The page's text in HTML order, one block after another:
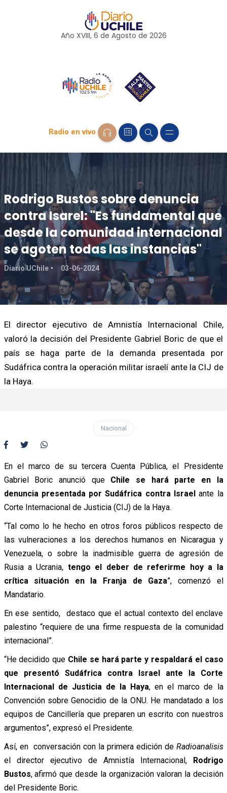
Año XVIII, 6 de Agosto de 2026
Radio en vivo
Rodrigo Bustos sobre denuncia
contra Isarel: "Es fundamental que
desde la comunidad internacional
se agoten todas las instancias"
Diario UChile 03-06-2024
El director ejecutivo de Amnistía Internacional Chile,
valoró la decisión del Presidente Gabriel Boric de que el
país se haga parte de la demanda presentada por
Sudáfrica contra la operación militar israelí ante la CIJ de
la Haya.
Nacional
En el marco de su tercera Cuenta Pública, el Presidente
Gabriel Boric anunció que Chile se hará parte en la
denuncia presentada por Sudáfrica contra Israelante la
Corte Internacional de Justicia (CIJ) de la Haya.
“Tal como lo he hecho en otros foros públicos respecto de
las vulneraciones a los derechos humanos en Nicaragua y
Venezuela, o sobre la inadmisible guerra de agresión de
Rusia a Ucrania, tengo el deber de referirme hoy a la
crítica situación en la Franja de Gaza”, comenzó el
Mandatario.
En ese sentido, destaco que el actual contexto del enclave
palestino “requiere de una firme respuesta de la comunidad
internacional”.
“He decidido que Chile se hará parte y respaldará el caso
que presentó Sudáfrica contra Israel ante la Corte
Internacional de Justicia de la Haya, en el marco de la
Convención sobre Genocidio de la ONU. He mandatado a los
equipos de Cancillería que preparen un escrito con nuestros
argumentos”, expresó el Presidente.
Así, en conversación con la primera edición deRadioanalisis
el director ejecutivo de Amnistía Internacional, Rodrigo
Bustos, afirmó que desde la organización valoran la decisión
del Presidente Boric.